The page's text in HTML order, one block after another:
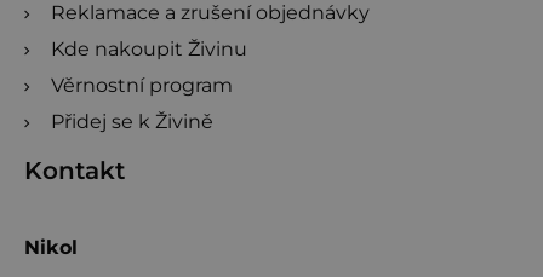
Reklamace a zrušení objednávky
Kde nakoupit Živinu
Věrnostní program
Přidej se k Živině
Kontakt
Nikol